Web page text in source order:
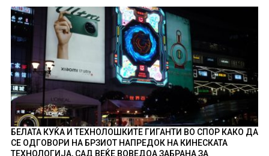
БЕЛАТА КУЌА И ТЕХНОЛОШКИТЕ ГИГАНТИ ВО СПОР КАКО ДА
СЕ ОДГОВОРИ НА БРЗИОТ НАПРЕДОК НА КИНЕСКАТА
ТЕХНОЛОГИЈА, САД ВЕЌЕ ВОВЕДОА ЗАБРАНА ЗА